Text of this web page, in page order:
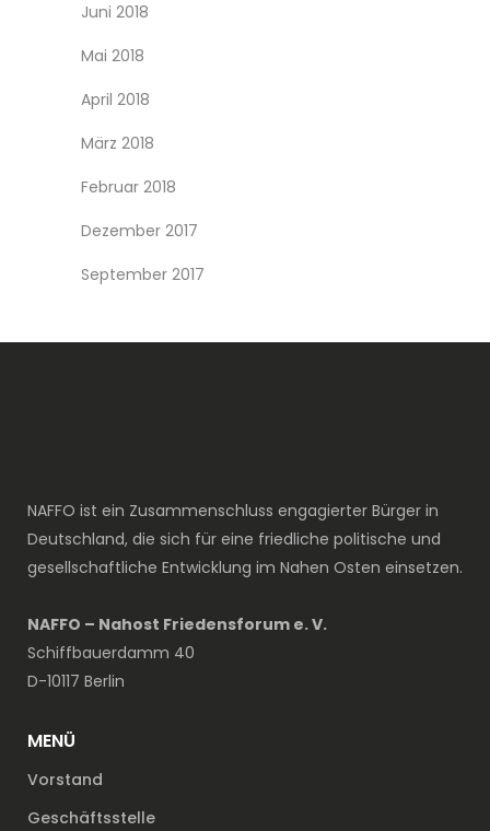
Juni 2018
Mai 2018
April 2018
März 2018
Februar 2018
Dezember 2017
September 2017
NAFFO ist ein Zusammenschluss engagierter Bürger in
Deutschland, die sich für eine friedliche politische und
gesellschaftliche Entwicklung im Nahen Osten einsetzen.
NAFFO – Nahost Friedensforum e. V.
Schiffbauerdamm 40
D-10117 Berlin
MENÜ
Vorstand
Geschäftsstelle